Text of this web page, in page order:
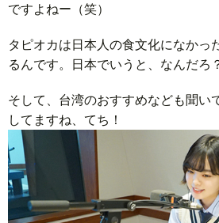
ですよねー（笑）
タピオカは日本人の食文化になかっ
るんです。日本でいうと、なんだろ
そして、台湾のおすすめなども聞い
してますね、てち！